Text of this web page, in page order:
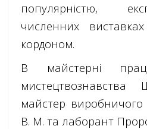
популярністю,
численних
кордоном.
В майстерні
майстер
В. М. та лаборант